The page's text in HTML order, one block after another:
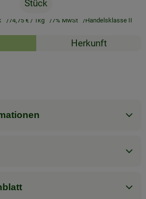
Stück
74,75 €/ 1kg 7% MwSt Handelsklasse II
Rezepte
Herkunft